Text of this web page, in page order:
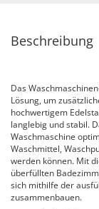
Beschreibung
Das
Lösung, um
hochwertigem
langlebig und stabil.
Waschmaschine
Waschmittel,
werden können. Mit
überfüllten
sich mithilfe der
zusammenbauen.